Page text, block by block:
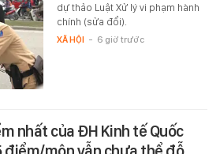
dự thảo Luật Xử lý vi phạm hành
chính (sửa đổi).
XÃ HỘI - 6 giờ trước
nhất của ĐH Kinh tế Quốc